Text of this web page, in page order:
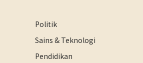
Politik
Sains & Teknologi
Pendidikan